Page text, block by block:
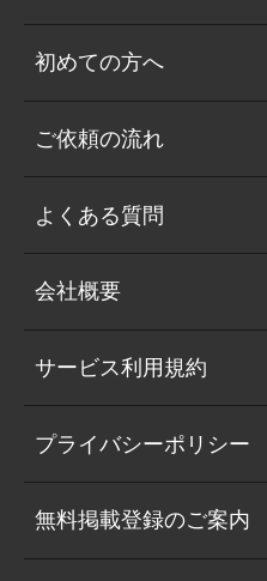
初めての方へ
ご依頼の流れ
よくある質問
会社概要
サービス利用規約
プライバシーポリシー
無料掲載登録のご案内